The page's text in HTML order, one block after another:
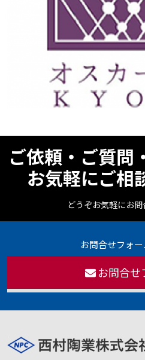
ご依頼・ご質問
お気軽にご相
どうぞお気軽にお問
お問合せフォ
お問合せ